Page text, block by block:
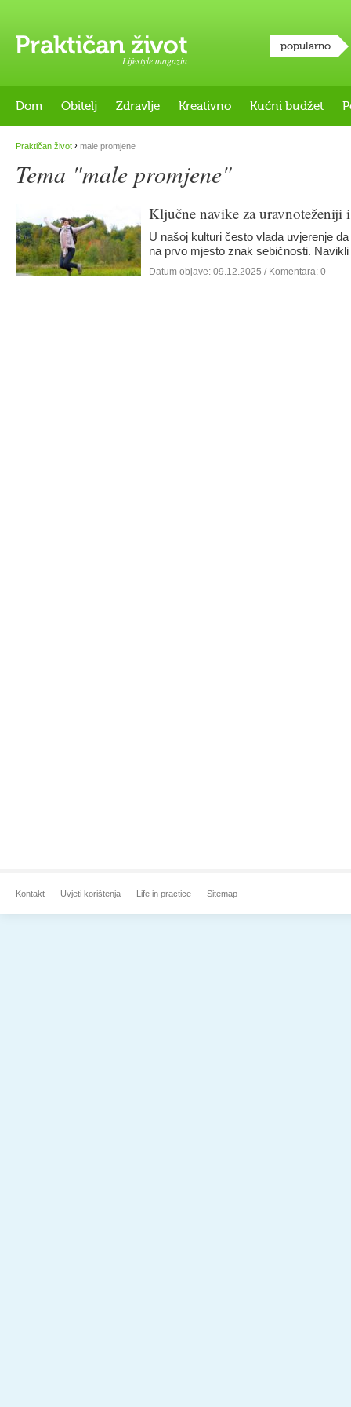
Lifestyle magazin
popularno
Dom Obitelj Zdravlje Kreativno Kućni budžet
Praktičan život › male promjene
Tema "male promjene"
Ključne navike za uravnoteženiji
U našoj kulturi često vlada uvjerenje
na prvo mjesto znak sebičnosti.
Datum objave: 09.12.2025 / Komentara: 0
Kontakt Uvjeti korištenja Life in practice Sitemap